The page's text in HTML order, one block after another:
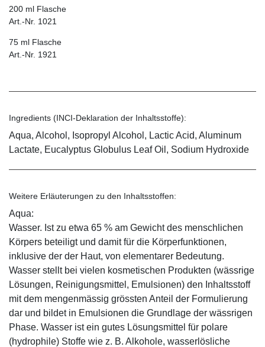
200 ml Flasche
Art.-Nr. 1021
75 ml Flasche
Art.-Nr. 1921
Ingredients (INCI-Deklaration der Inhaltsstoffe):
Aqua, Alcohol, Isopropyl Alcohol, Lactic Acid, Aluminum
Lactate, Eucalyptus Globulus Leaf Oil, Sodium Hydroxide
Weitere Erläuterungen zu den Inhaltsstoffen:
Aqua:
Wasser. Ist zu etwa 65 % am Gewicht des menschlichen
Körpers beteiligt und damit für die Körperfunktionen,
inklusive der der Haut, von elementarer Bedeutung.
Wasser stellt bei vielen kosmetischen Produkten (wässrige
Lösungen, Reinigungsmittel, Emulsionen) den Inhaltsstoff
mit dem mengenmässig grössten Anteil der Formulierung
dar und bildet in Emulsionen die Grundlage der wässrigen
Phase. Wasser ist ein gutes Lösungsmittel für polare
(hydrophile) Stoffe wie z. B. Alkohole, wasserlösliche